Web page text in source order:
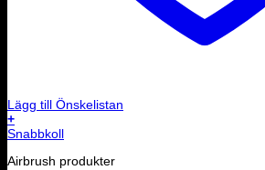
Lägg till Önskelistan
+
Snabbkoll
Airbrush produkter